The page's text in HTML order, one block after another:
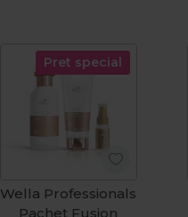
Pret special
Wella Professionals
Pachet Fusion